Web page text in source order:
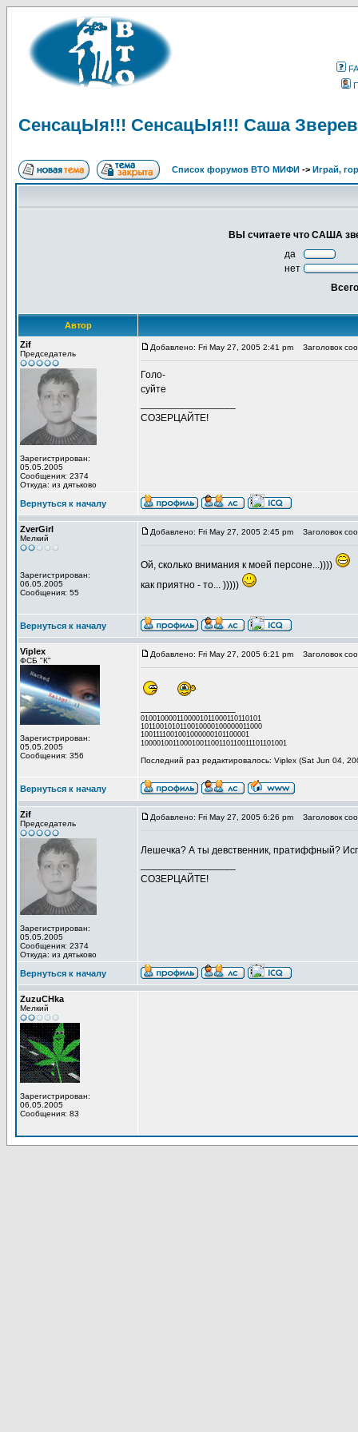
СенсацЫя!!! СенсацЫя!!! Саша
Список форумов ВТО МИФИ -> Играй,
ВЫ считаете что САША
да
нет
Автор
Zif
Председатель
Зарегистрирован:
05.05.2005
Сообщения: 2374
Откуда: из дятьково
Добавлено: Fri May 27, 2005 2:41 pm Заголовок
Голо-
суйте
СОЗЕРЦАЙТЕ!
Вернуться к началу
ZverGirl
Мелкий
Зарегистрирован:
06.05.2005
Сообщения: 55
Добавлено: Fri May 27, 2005 2:45 pm Заголовок
Ой, сколько внимания к моей персоне...))))
как приятно - то... )))))
Вернуться к началу
Viplex
ФСБ "К"
Зарегистрирован:
05.05.2005
Сообщения: 356
Добавлено: Fri May 27, 2005 6:21 pm Заголовок
0100100001100001011000110110101
1011001010110010000100000011000
1001111001001000000101100001
10000100110001001100110110011101101001
Последний раз редактировалось: Viplex (Sat Jun 04,
Вернуться к началу
Zif
Председатель
Зарегистрирован:
05.05.2005
Сообщения: 2374
Откуда: из дятьково
Добавлено: Fri May 27, 2005 6:26 pm Заголовок
Лешечка? А ты девственник, пратиффный?
СОЗЕРЦАЙТЕ!
Вернуться к началу
ZuzuCHka
Мелкий
Зарегистрирован:
06.05.2005
Сообщения: 83